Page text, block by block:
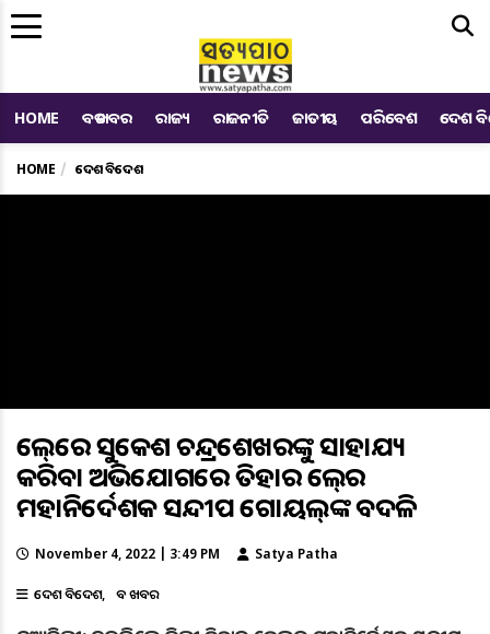
HOME ବଡ ଖବର ରାଜ୍ୟ ରାଜନୀତି ଜାତୀୟ ପରିବେଶ ଦେଶ
HOME ଦେଶ ବିଦେଶ
ଜେଲ୍‌ରେ ସୁକେଶ ଚନ୍ଦ୍ରଶେଖରଙ୍କୁ ସାହାଯ୍ୟ
କରିବା ଅଭିଯୋଗରେ ତିହାର ଜେଲ୍‌ର
ମହାନିର୍ଦେଶକ ସନ୍ଦୀପ ଗୋୟଲ୍‌ଙ୍କ ବଦଳି
November 4, 2022 | 3:49 PM Satya Patha
ଦେଶ ବିଦେଶ ବଡ ଖବର